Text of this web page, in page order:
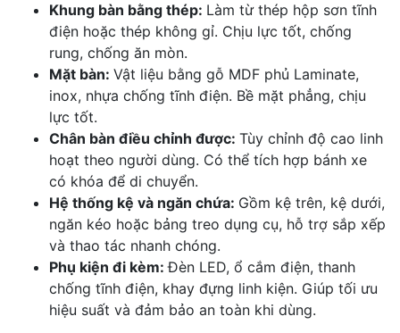
Khung bàn bằng thép: Làm từ thép hộp sơn tĩnh
điện hoặc thép không gỉ. Chịu lực tốt, chống
rung, chống ăn mòn.
Mặt bàn: Vật liệu bằng gỗ MDF phủ Laminate,
inox, nhựa chống tĩnh điện. Bề mặt phẳng, chịu
lực tốt.
Chân bàn điều chỉnh được: Tùy chỉnh độ cao linh
hoạt theo người dùng. Có thể tích hợp bánh xe
có khóa để di chuyển.
Hệ thống kệ và ngăn chứa: Gồm kệ trên, kệ dưới,
ngăn kéo hoặc bảng treo dụng cụ, hỗ trợ sắp xếp
và thao tác nhanh chóng.
Phụ kiện đi kèm:Đèn LED, ổ cắm điện, thanh
chống tĩnh điện, khay đựng linh kiện. Giúp tối ưu
hiệu suất và đảm bảo an toàn khi dùng.